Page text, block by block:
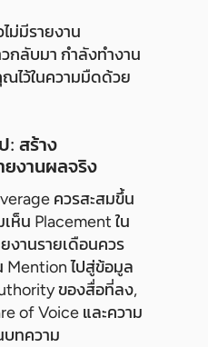
ม่มีรายงาน
กลับมา กำลังทำงาน
ไว้ในความมืดด้วย
: สร้าง
ยงานผลจริง
ควรสะสมขึ้น
ห็น Placement ใน
งานรายเดือนควร
Mention ไปสู่ข้อมูล
ของสื่อที่ลง,
of Voice และความ
บทความ